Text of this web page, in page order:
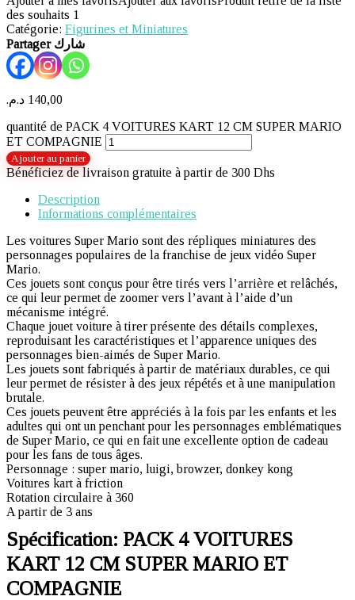
des souhaits 1
Catégorie: Figurines et Miniatures
Partager شارك
140,00 د.م.
quantité de PACK 4 VOITURES KART 12 CM SUPER MARIO
ET COMPAGNIE
Ajouter au panier
Bénéficiez de livraison gratuite à partir de 300 Dhs
Description
Informations complémentaires
Les voitures Super Mario sont des répliques miniatures des
personnages populaires de la franchise de jeux vidéo Super
Mario.
Ces jouets sont conçus pour être tirés vers l’arrière et relâchés,
ce qui leur permet de zoomer vers l’avant à l’aide d’un
mécanisme intégré.
Chaque jouet voiture à tirer présente des détails complexes,
reproduisant les caractéristiques et l’apparence uniques des
personnages bien-aimés de Super Mario.
Les jouets sont fabriqués à partir de matériaux durables, ce qui
leur permet de résister à des jeux répétés et à une manipulation
brutale.
Ces jouets peuvent être appréciés à la fois par les enfants et les
adultes qui ont un penchant pour les personnages emblématiques
de Super Mario, ce qui en fait une excellente option de cadeau
pour les fans de tous âges.
Personnage : super mario, luigi, browzer, donkey kong
Voitures kart à friction
Rotation circulaire à 360
A partir de 3 ans
Spécification: PACK 4 VOITURES
KART 12 CM SUPER MARIO ET
COMPAGNIE